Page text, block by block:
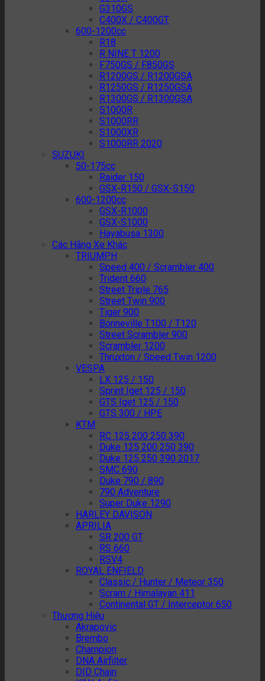
G310GS
C400X / C400GT
600-1200cc
R18
R NINE T 1200
F750GS / F850GS
R1200GS / R1200GSA
R1250GS / R1250GSA
R1300GS / R1300GSA
S1000R
S1000RR
S1000XR
S1000RR 2020
SUZUKI
50-175cc
Raider 150
GSX-R150 / GSX-S150
600-1200cc
GSX-R1000
GSX-S1000
Hayabusa 1300
Các Hãng Xe Khác
TRIUMPH
Speed 400 / Scrambler 400
Trident 660
Street Triple 765
Street Twin 900
Tiger 900
Bonneville T100 / T120
Street Scrambler 900
Scrambler 1200
Thruxton / Speed Twin 1200
VESPA
LX 125 / 150
Sprint Iget 125 / 150
GTS Iget 125 / 150
GTS 300 / HPE
KTM
RC 125 200 250 390
Duke 125 200 250 390
Duke 125 250 390 2017
SMC 690
Duke 790 / 890
790 Adventure
Super Duke 1290
HARLEY DAVISON
APRILIA
SR 200 GT
RS 660
RSV4
ROYAL ENFIELD
Classic / Hunter / Meteor 350
Scram / Himalayan 411
Continental GT / Interceptor 650
Thương Hiệu
Akrapovic
Brembo
Champion
DNA Airfilter
DID Chain